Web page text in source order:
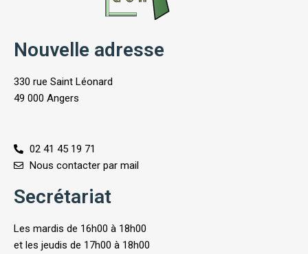
Nouvelle adresse
330 rue Saint Léonard
49 000 Angers
02 41 45 19 71
Nous contacter par mail
Secrétariat
Les mardis de 16h00 à 18h00
et les jeudis de 17h00 à 18h00